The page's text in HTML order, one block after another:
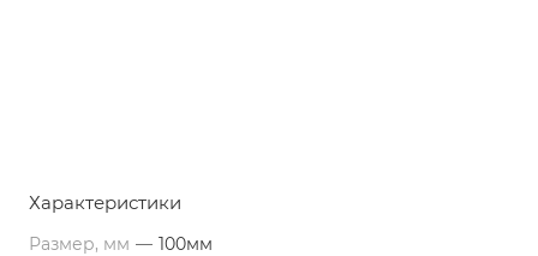
Характеристики
Размер, мм — 100мм